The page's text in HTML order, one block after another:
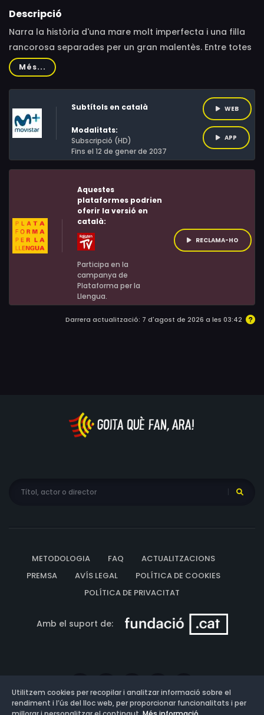
Sarah Demeestere, Raúl Arévalo, Esther-Rose McGregor,
Wahlsten, Shane Woodward, Paolo Luka Noé, Cristina
Kovani, Nya Bowman, Dora Rowdon, Viktor Longo,
Antonios Antoniadis, Celia Rocha, Kyla Thomas, Toon De
Descripció
Narra la història d'una mare molt imperfecta i una filla
rancorosa separades per un gran malentès. Entre totes
dues, una altra dona, amiga de la mare, és dipositària
del dolor i l'amargor de totes dues.
Més...
Subtítols en català
Modalitats:
Subscripció (HD)
Fins el 12 de gener de 2037
WEB
APP
Aquestes
plataformes podrien
oferir la versió en
català:
Participa en la
campanya de
Plataforma per la
Llengua.
RECLAMA-HO
Darrera actualització: 7 d'agost de 2026 a les 03:42
METODOLOGIA FAQ
ACTUALITZACIONS
PREMSA
AVÍS LEGAL
POLÍTICA DE COOKIES
POLÍTICA DE PRIVACITAT
Amb el suport de:
Utilitzem cookies per recopilar i analitzar informació sobre el
rendiment i l’ús del lloc web, per proporcionar funcionalitats i per